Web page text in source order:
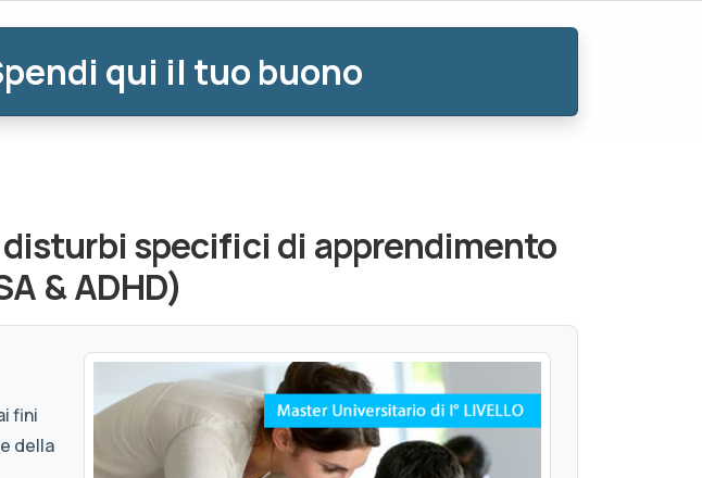
qui il tuo buono
specifici di apprendimento
& ADHD)
fini
della